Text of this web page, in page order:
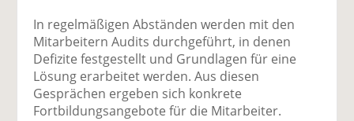
In regelmäßigen Abständen werden mit den
Mitarbeitern Audits durchgeführt, in denen
Defizite festgestellt und Grundlagen für eine
Lösung erarbeitet werden. Aus diesen
Gesprächen ergeben sich konkrete
Fortbildungsangebote für die Mitarbeiter.